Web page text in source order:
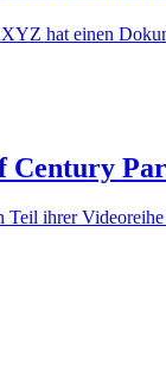
hat einen
Century
ihrer